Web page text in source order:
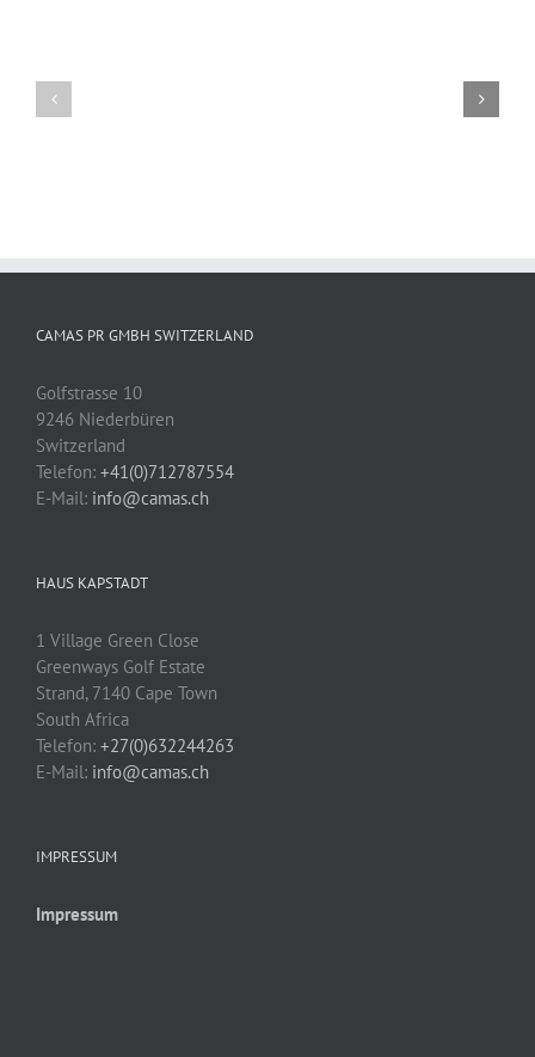
CAMAS PR GMBH SWITZERLAND
Golfstrasse 10
9246 Niederbüren
Switzerland
Telefon: +41(0)712787554
E-Mail: info@camas.ch
HAUS KAPSTADT
1 Village Green Close
Greenways Golf Estate
Strand, 7140 Cape Town
South Africa
Telefon: +27(0)632244263
E-Mail: info@camas.ch
IMPRESSUM
Impressum